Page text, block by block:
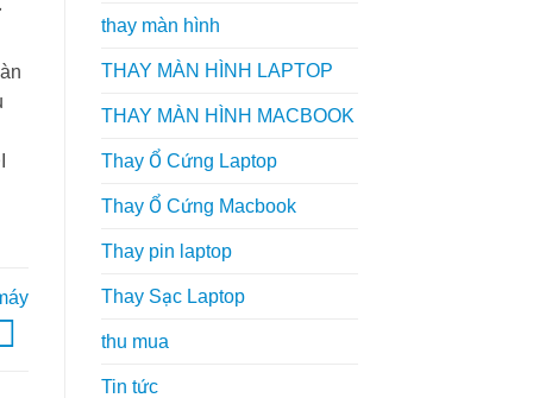
thay màn hình
THAY MÀN HÌNH LAPTOP
THAY MÀN HÌNH MACBOOK
Thay Ổ Cứng Laptop
Thay Ổ Cứng Macbook
Thay pin laptop
Thay Sạc Laptop
thu mua
Tin tức